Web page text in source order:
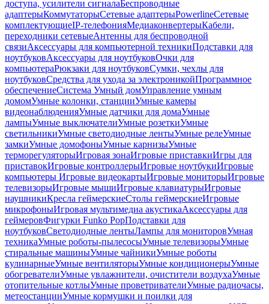
доступа, усилители сигналаБеспроводные
адаптерыКоммутаторыСетевые адаптерыPowerlineСетевые
комплектующиеIP-телефонияМедиаконвертерыКабели,
переходники сетевыеАнтенны для беспроводной
связиАксессуары для компьютерной техникиПодставки для
ноутбуковАксессуары для ноутбуковОчки для
компьютераРюкзаки для ноутбуковСумки, чехлы для
ноутбуковСредства для ухода за электроникойПрограммное
обеспечениеСистема Умный домУправление умным
домомУмные колонки, станцииУмные камеры
видеонаблюденияУмные датчики для домаУмные
лампыУмные выключателиУмные розеткиУмные
светильникиУмные светодиодные лентыУмные релеУмные
замкиУмные домофоныУмные карнизыУмные
терморегуляторыИгровая зонаИгровые приставкиИгры для
приставокИгровые контроллерыИгровые ноутбукиИгровые
компьютеры Игровые видеокартыИгровые мониторыИгровые
телевизорыИгровые мышиИгровые клавиатурыИгровые
наушникиКресла геймерскиеСтолы геймерскиеИгровые
микрофоныИгровая мультимедиа акустикаАксессуары для
геймеровФигурки Funko PopПодставки для
ноутбуковСветодиодные лентыЛампы для мониторовУмная
техникаУмные роботы-пылесосыУмные телевизорыУмные
стиральные машиныУмные чайникиУмные роботы
кулинарныеУмные вентиляторыУмные кондиционерыУмные
обогревателиУмные увлажнители, очистители воздухаУмные
отопительные котлыУмные проветривателиУмные радиочасы,
метеостанцииУмные кормушки и поилки для